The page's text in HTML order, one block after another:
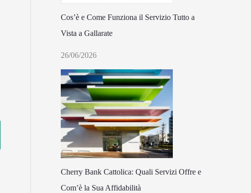
Cos’è e Come Funziona il Servizio Tutto a
Vista a Gallarate
26/06/2026
Cherry Bank Cattolica: Quali Servizi Offre e
Com’è la Sua Affidabilità